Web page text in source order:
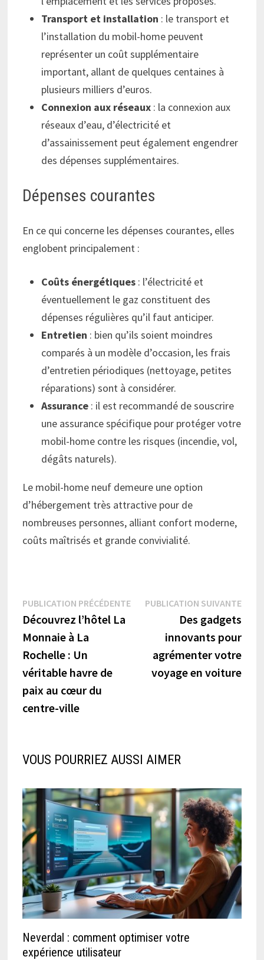
Transport et installation : le transport et
l’installation du mobil-home peuvent
représenter un coût supplémentaire
important, allant de quelques centaines à
plusieurs milliers d’euros.
Connexion aux réseaux : la connexion aux
réseaux d’eau, d’électricité et
d’assainissement peut également engendrer
des dépenses supplémentaires.
Dépenses courantes
En ce qui concerne les dépenses courantes, elles
englobent principalement :
Coûts énergétiques : l’électricité et
éventuellement le gaz constituent des
dépenses régulières qu’il faut anticiper.
Entretien : bien qu’ils soient moindres
comparés à un modèle d’occasion, les frais
d’entretien périodiques (nettoyage, petites
réparations) sont à considérer.
Assurance : il est recommandé de souscrire
une assurance spécifique pour protéger votre
mobil-home contre les risques (incendie, vol,
dégâts naturels).
Le mobil-home neuf demeure une option
d’hébergement très attractive pour de
nombreuses personnes, alliant confort moderne,
coûts maîtrisés et grande convivialité.
Navigation
de
l’article
PUBLICATION PRÉCÉDENTEPublication
précédente :
Découvrez l’hôtel La
Monnaie à La
Rochelle : Un
véritable havre de
paix au cœur du
centre-ville
PUBLICATION SUIVANTE
Des gadgets
innovants pour
agrémenter votre
voyage en voiture
VOUS POURRIEZ AUSSI AIMER
Neverdal : comment optimiser votre
expérience utilisateur